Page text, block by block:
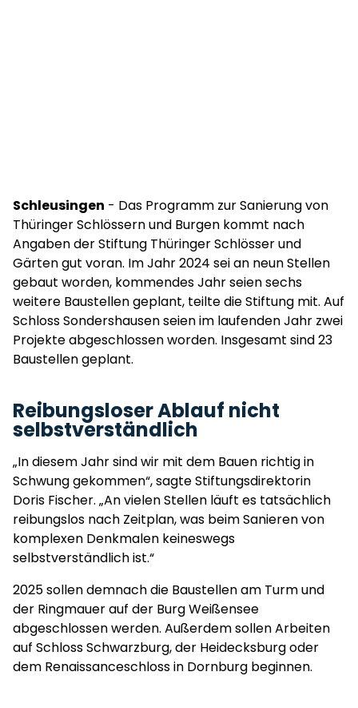
Schleusingen - Das Programm zur Sanierung von
Thüringer Schlössern und Burgen kommt nach
Angaben der Stiftung Thüringer Schlösser und
Gärten gut voran. Im Jahr 2024 sei an neun Stellen
gebaut worden, kommendes Jahr seien sechs
weitere Baustellen geplant, teilte die Stiftung mit. Auf
Schloss Sondershausen seien im laufenden Jahr zwei
Projekte abgeschlossen worden. Insgesamt sind 23
Baustellen geplant.
Reibungsloser Ablauf nicht
selbstverständlich
„In diesem Jahr sind wir mit dem Bauen richtig in
Schwung gekommen“, sagte Stiftungsdirektorin
Doris Fischer. „An vielen Stellen läuft es tatsächlich
reibungslos nach Zeitplan, was beim Sanieren von
komplexen Denkmalen keineswegs
selbstverständlich ist.“
2025 sollen demnach die Baustellen am Turm und
der Ringmauer auf der Burg Weißensee
abgeschlossen werden. Außerdem sollen Arbeiten
auf Schloss Schwarzburg, der Heidecksburg oder
dem Renaissanceschloss in Dornburg beginnen.